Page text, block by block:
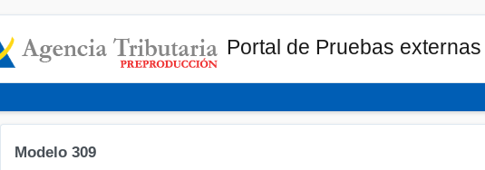
Portal de Pruebas externas
Modelo 309